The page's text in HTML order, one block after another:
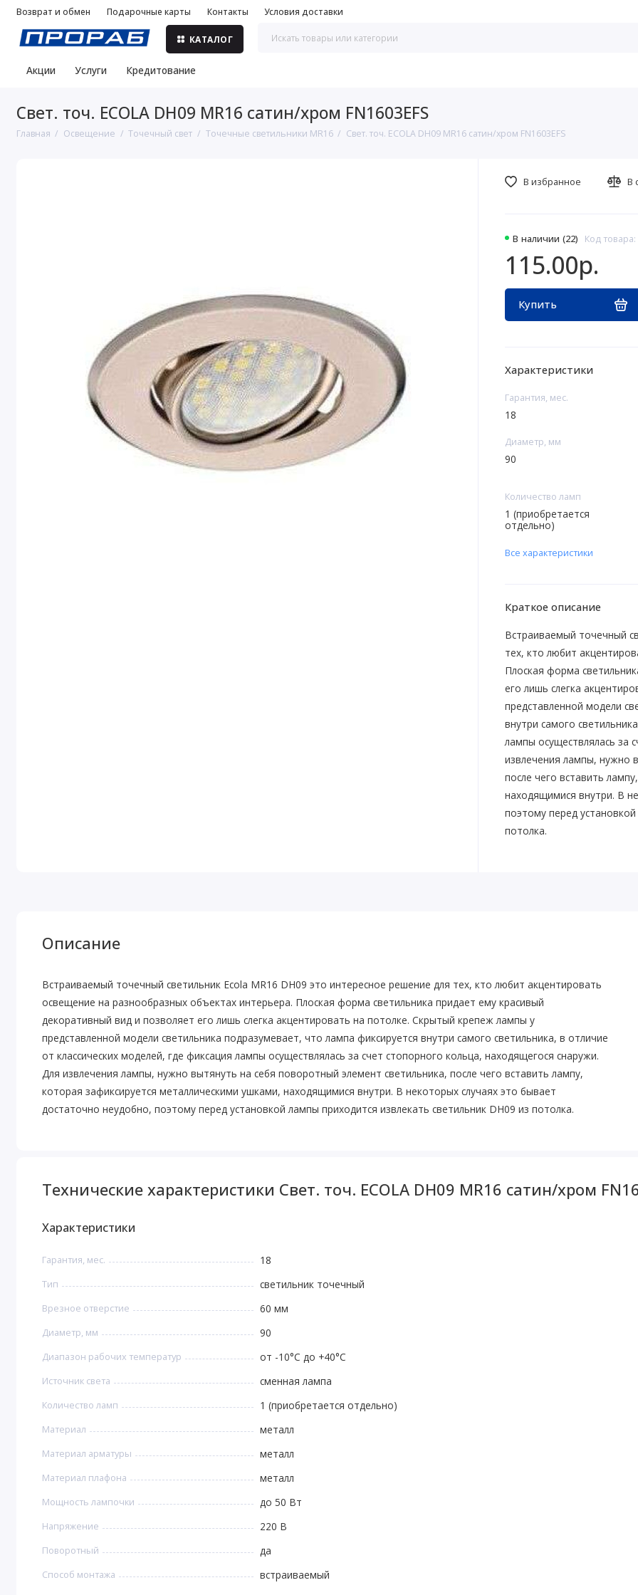
Возврат и обмен Подарочные карты Контакты Условия доставки
КАТАЛОГ
Акции Услуги Кредитование
Свет. точ. ECOLA DH09 MR16 сатин/хром FN1603EFS
Главная Освещение Точечный свет Точечные светильники MR16 Свет. точ. ECOLA DH09 MR16 сатин/хром FN1603EFS
В наличии (22) Код
115.00р.
Купить
В избранное В
Характеристики
Гарантия, мес.
18
Диаметр, мм
90
Количество ламп
1 (приобретается
отдельно)
Все характеристики
Краткое описание
Встраиваемый точечный
тех, кто любит
Плоская форма
его лишь слегка
представленной модели
внутри самого
лампы осуществлялась за
извлечения лампы, нужно
после чего вставить
находящимися внутри. В
поэтому перед
потолка.
Описание
Встраиваемый точечный светильник Ecola MR16 DH09 это интересное решение для тех, кто любит акцентировать
освещение на разнообразных объектах интерьера. Плоская форма светильника придает ему красивый
декоративный вид и позволяет его лишь слегка акцентировать на потолке. Скрытый крепеж лампы у
представленной модели светильника подразумевает, что лампа фиксируется внутри самого светильника, в отличие
от классических моделей, где фиксация лампы осуществлялась за счет стопорного кольца, находящегося снаружи.
Для извлечения лампы, нужно вытянуть на себя поворотный элемент светильника, после чего вставить лампу,
которая зафиксируется металлическими ушками, находящимися внутри. В некоторых случаях это бывает
достаточно неудобно, поэтому перед установкой лампы приходится извлекать светильник DH09 из потолка.
Технические характеристики Свет. точ. ECOLA DH09 MR16 сатин/хром
Характеристики
Гарантия, мес. 18
Тип светильник точечный
Врезное отверстие 60 мм
Диаметр, мм 90
Диапазон рабочих температур от -10°С до +40°C
Источник света сменная лампа
Количество ламп 1 (приобретается отдельно)
Материал металл
Материал арматуры металл
Материал плафона металл
Мощность лампочки до 50 Вт
Напряжение 220 В
Поворотный да
Способ монтажа встраиваемый